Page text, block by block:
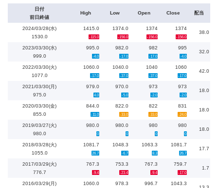
日付
前日終値
High Low Open Close 配当
2024/03/28(水)
1530.0
1415.0
-115.0
1374.0
-156.0
1374
-156.0
1374
-156.0
38.0
2023/03/30(水)
999.0
995.0
-4.0
982.0
-17.0
982
-17.0
995
-4.0
32.0
2022/03/30(火)
1077.0
1060.0
-17.0
1040.0
-37.0
1040
-37.0
1060
-17.0
42.0
2021/03/30(月)
975.0
979.0
4.0
970.0
-5.0
973
-2.0
973
-2.0
18.0
2020/03/30(金)
855.0
844.0
-11.0
822.0
-33.0
822
-33.0
831
-24.0
18.0
2019/03/27(火)
980.0
980.0
0
980.0
0
980
0
980
0
18.0
2018/03/28(火)
1055.0
1081.7
26.7
1048.3
-6.7
1063.3
8.3
1081.7
26.7
17.7
2017/03/29(火)
776.7
767.3
-9.4
753.3
-23.4
767.3
-9.4
759.7
-17.0
1.7
2016/03/29(月) 1060.0 978.3 996.7 1043.3